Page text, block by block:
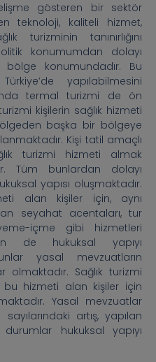
gösteren bir sektör
teknoloji, kaliteli hizmet,
turizminin tanınırlığını
konumumdan dolayı
konumundadır. Bu
yapılabilmesini
termal turizmi de ön
kişilerin sağlık hizmeti
başka bir bölgeye
Kişi tatil amaçlı
turizmi hizmeti almak
Tüm bunlardan dolayı
yapısı oluşmaktadır.
alan kişiler için, aynı
seyahat acentaları, tur
içme gibi hizmetleri
de hukuksal yapıyı
yasal mevzuatların
olmaktadır. Sağlık turizmi
hizmeti alan kişiler için
Yasal mevzuatlar
artış, yapılan
hukuksal yapıyı